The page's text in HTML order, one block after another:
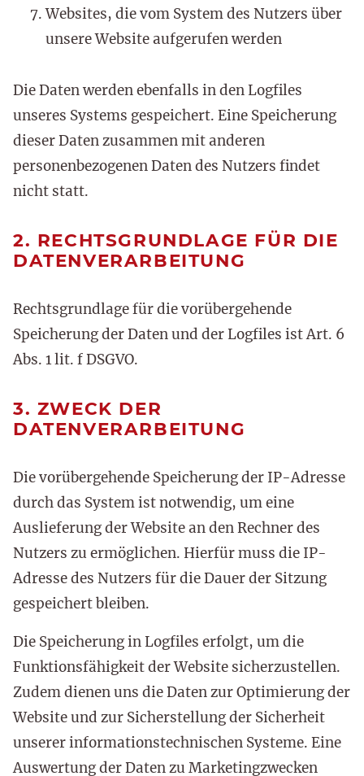
Websites, die vom System des Nutzers über
unsere Website aufgerufen werden
Die Daten werden ebenfalls in den Logfiles
unseres Systems gespeichert. Eine Speicherung
dieser Daten zusammen mit anderen
personenbezogenen Daten des Nutzers findet
nicht statt.
2. RECHTSGRUNDLAGE FÜR DIE
DATENVERARBEITUNG
Rechtsgrundlage für die vorübergehende
Speicherung der Daten und der Logfiles ist Art. 6
Abs. 1 lit. f DSGVO.
3. ZWECK DER
DATENVERARBEITUNG
Die vorübergehende Speicherung der IP-Adresse
durch das System ist notwendig, um eine
Auslieferung der Website an den Rechner des
Nutzers zu ermöglichen. Hierfür muss die IP-
Adresse des Nutzers für die Dauer der Sitzung
gespeichert bleiben.
Die Speicherung in Logfiles erfolgt, um die
Funktionsfähigkeit der Website sicherzustellen.
Zudem dienen uns die Daten zur Optimierung der
Website und zur Sicherstellung der Sicherheit
unserer informationstechnischen Systeme. Eine
Auswertung der Daten zu Marketingzwecken